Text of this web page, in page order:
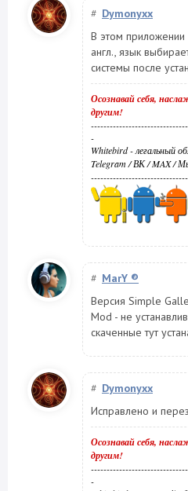
# Dymonyxx
В этом приложении
англ., язык
системы после
Осознавай себя,
другим!
-
Whitebird - легальный
Telegram/ВК/MAX/
# MarY ®
Версия Simple
Mod - не
скаченные тут
# Dymonyxx
Исправлено и
Осознавай себя,
другим!
-